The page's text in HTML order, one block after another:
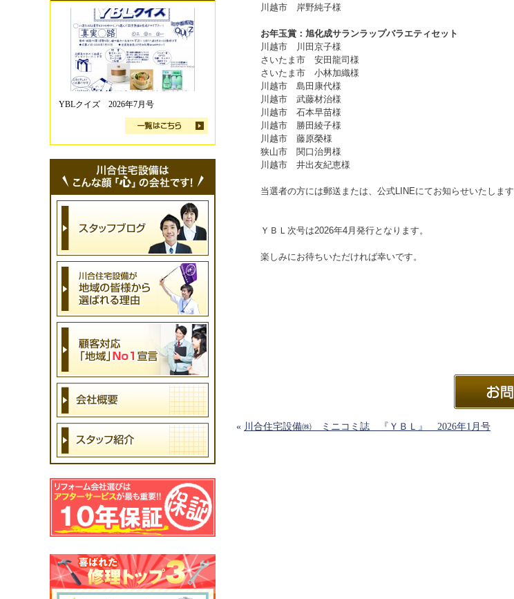
川越市 岸野純子様
お年玉賞：旭化成サランラップバラエティセット
川越市 川田京子様
さいたま市 安田龍司 様
さいたま市 小林加織様
川越市 島田康代様
川越市 武藤材治様
川越市 石本早苗様
川越市 勝田綾子様
川越市 藤原榮様
狭山市 関口治男様
川越市 井出友紀恵様
当選者の方には郵送または、公式LINEにてお知らせいたします
ＹＢＬ次号は2026年4月発行となります。
楽しみにお待ちいただければ幸いです。
« 川合住宅設備㈱ ミニコミ誌 『ＹＢＬ』 2026年1月号
YBLクイズ 2026年7月号